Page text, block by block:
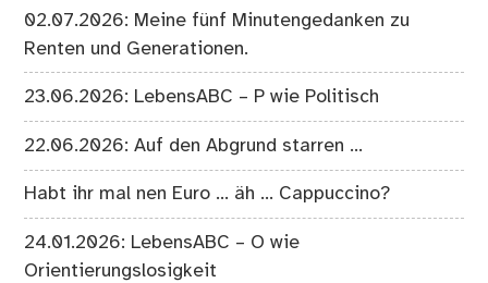
02.07.2026: Meine fünf Minutengedanken zu
Renten und Generationen.
23.06.2026: LebensABC – P wie Politisch
22.06.2026: Auf den Abgrund starren …
Habt ihr mal nen Euro … äh … Cappuccino?
24.01.2026: LebensABC – O wie
Orientierungslosigkeit